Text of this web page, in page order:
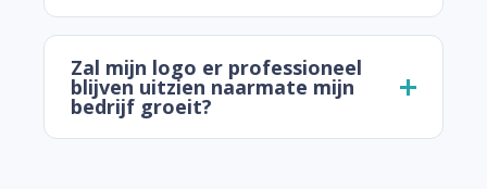
Zal mijn logo er professioneel
blijven uitzien naarmate mijn
bedrijf groeit?